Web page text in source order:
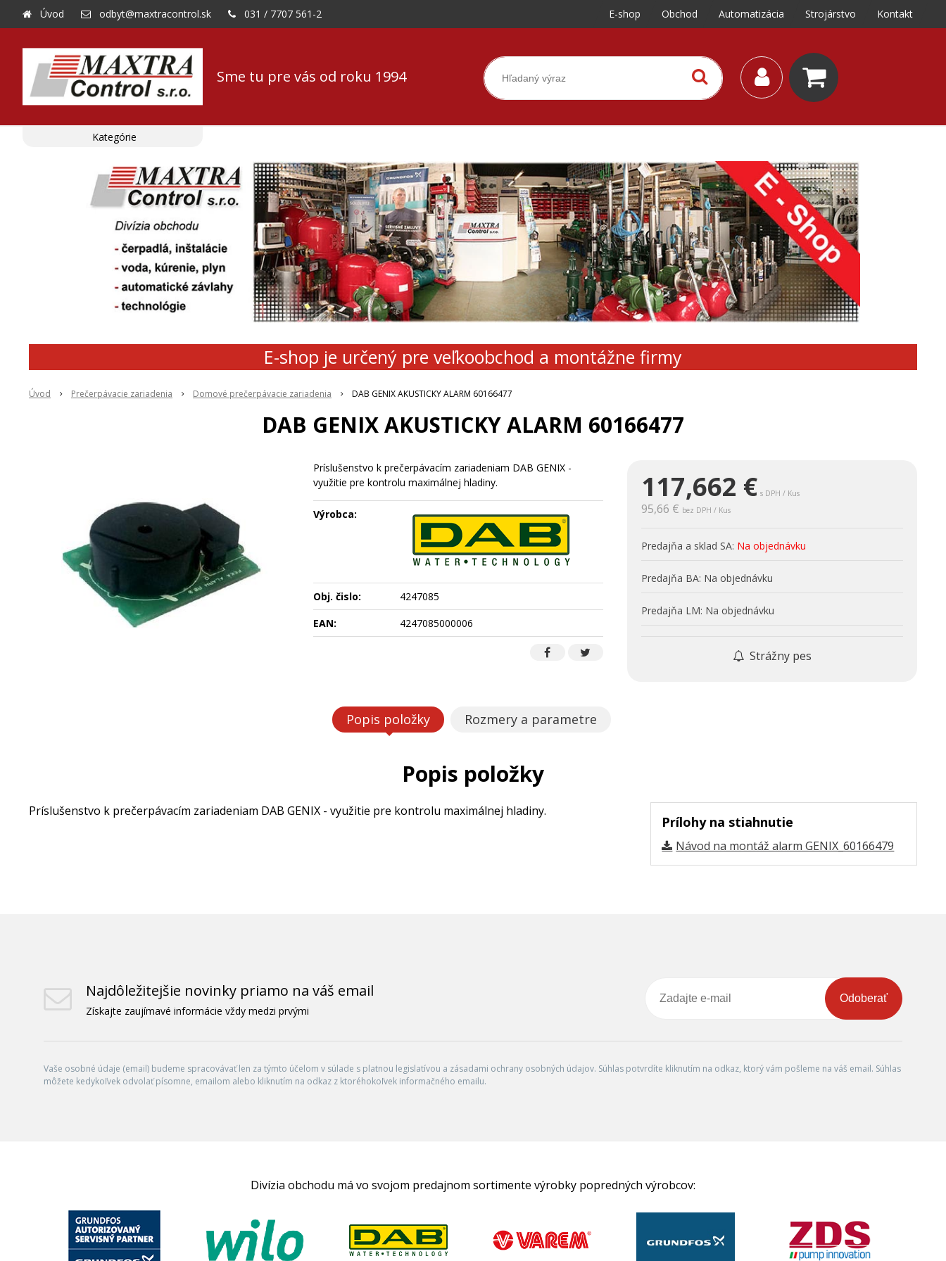
Sme tu pre vás od roku 1994
Úvod odbyt@maxtracontrol.sk 031 / 7707 561-2 E-shop Obchod Automatizácia Strojárstvo Kontakt
E-shop je určený pre veľkoobchod a montážne firmy
Úvod Prečerpávacie zariadenia Domové prečerpávacie zariadenia DAB GENIX AKUSTICKY ALARM 60166477
DAB GENIX AKUSTICKY ALARM 60166477
117,662 € s DPH / Kus
95,66 € bez DPH / Kus
Predajňa a sklad SA: Na objednávku
Predajňa BA: Na objednávku
Predajňa LM: Na objednávku
Strážny pes
Príslušenstvo k prečerpávacím zariadeniam DAB GENIX -
využitie pre kontrolu maximálnej hladiny.
Výrobca:
Obj. čislo:
4247085
EAN:
4247085000006
Popis položky Rozmery a parametre
Popis položky
Prílohy na stiahnutie
Návod na montáž alarm GENIX_60166479
Príslušenstvo k prečerpávacím zariadeniam DAB GENIX - využitie pre kontrolu maximálnej hladiny.
Kategórie
Najdôležitejšie novinky priamo na váš email
Získajte zaujímavé informácie vždy medzi prvými
Odoberať
Vaše osobné údaje (email) budeme spracovávať len za týmto účelom v súlade s platnou legislatívou a zásadami ochrany osobných údajov. Súhlas potvrdíte kliknutím na odkaz, ktorý vám pošleme na váš email. Súhlas
môžete kedykoľvek odvolať písomne, emailom alebo kliknutím na odkaz z ktoréhokoľvek informačného emailu.
Divízia obchodu má vo svojom predajnom sortimente výrobky popredných výrobcov: